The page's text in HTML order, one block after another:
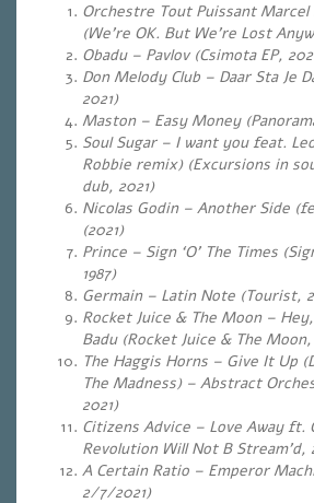
Orchestre Tout Puissant Marcel
(We’re OK. But We’re Lost
Obadu – Pavlov (Csimota EP,
Don Melody Club – Daar Sta Je
2021)
Maston – Easy Money
Soul Sugar – I want you feat.
Robbie remix) (Excursions in
dub, 2021)
Nicolas Godin – Another Side
(2021)
Prince – Sign ‘O’ The Times
1987)
Germain – Latin Note (Tourist,
Rocket Juice & The Moon –
Badu (Rocket Juice & The Moon,
The Haggis Horns – Give It Up
The Madness) – Abstract
2021)
Citizens Advice – Love Away ft.
Revolution Will Not B Stream’d,
A Certain Ratio – Emperor
2/7/2021)